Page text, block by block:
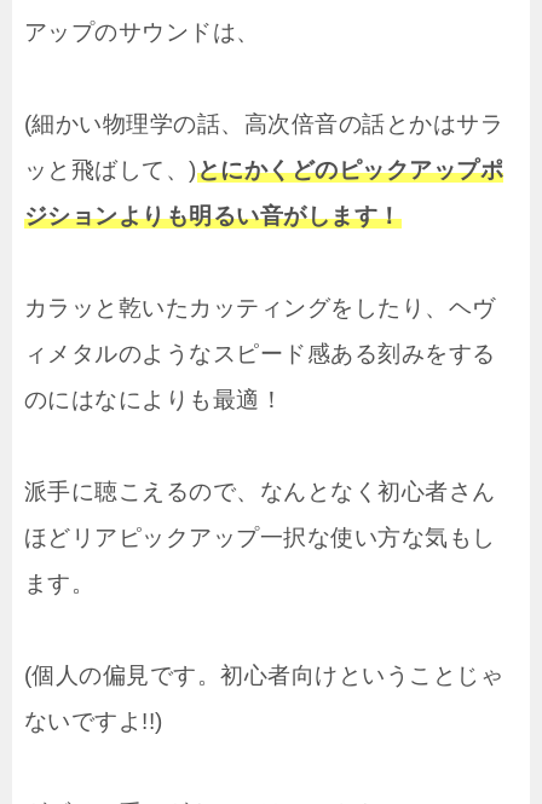
アップのサウンドは、
(細かい物理学の話、高次倍音の話とかはサラ
ッと飛ばして、)とにかくどのピックアップポ
ジションよりも明るい音がします！
カラッと乾いたカッティングをしたり、ヘヴ
ィメタルのようなスピード感ある刻みをする
のにはなによりも最適！
派手に聴こえるので、なんとなく初心者さん
ほどリアピックアップ一択な使い方な気もし
ます。
(個人の偏見です。初心者向けということじゃ
ないですよ!!)